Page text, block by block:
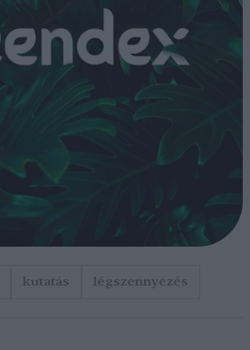
kutatás légszennyezés